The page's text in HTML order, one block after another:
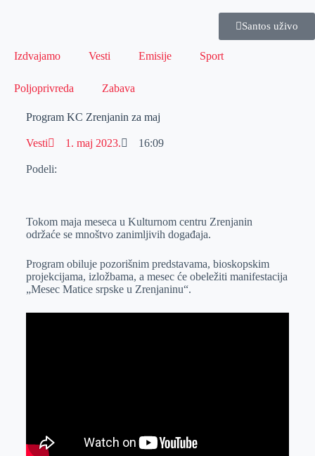
Santos uživo
Izdvajamo Vesti Emisije Sport
Poljoprivreda Zabava
Program KC Zrenjanin za maj
Vesti 1. maj 2023. 16:09
Podeli:
Tokom maja meseca u Kulturnom centru Zrenjanin
održaće se mnoštvo zanimljivih događaja.
Program obiluje pozorišnim predstavama, bioskopskim
projekcijama, izložbama, a mesec će obeležiti manifestacija
„Mesec Matice srpske u Zrenjaninu“.